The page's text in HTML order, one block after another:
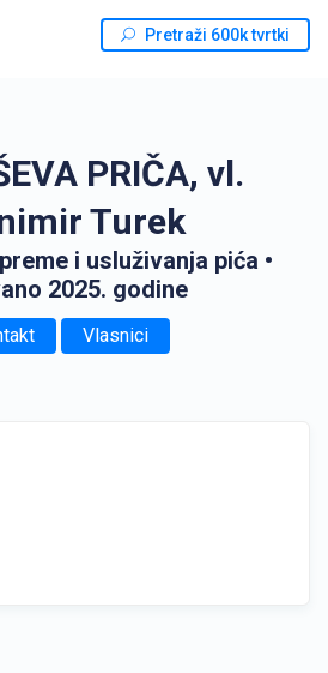
Pretraži 600k tvrtki
PRIČA, vl.
Turek
i usluživanja pića •
2025. godine
Vlasnici